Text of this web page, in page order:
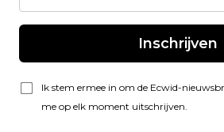
Inschrijven
Ik stem ermee in om de Ecwid-
me op elk moment uitschrijven.